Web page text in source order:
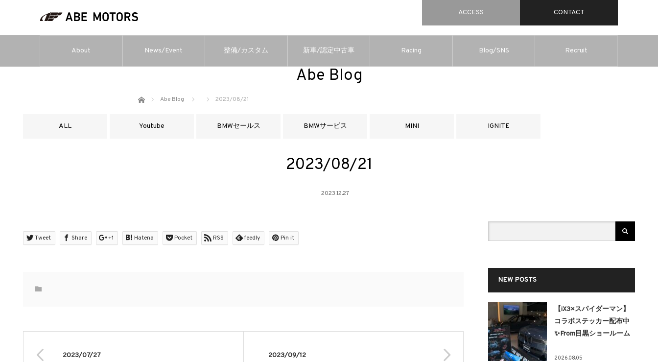
ACCESS CONTACT
About News/Event 整備/カスタム 新車/認定中古車 Racing Blog/SNS Recruit
Abe Blog
ホーム Abe Blog 2023/08/21
ALL Youtube BMWセールス BMWサービス MINI IGNITE
2023/08/21
2023.12.27
Tweet Share +1 Hatena Pocket RSS feedly Pin it
2023/07/27 2023/09/12
NEW POSTS
【iX3×スパイダーマン】
コラボステッカー配布中
✨From目黒ショールーム
2026.08.05